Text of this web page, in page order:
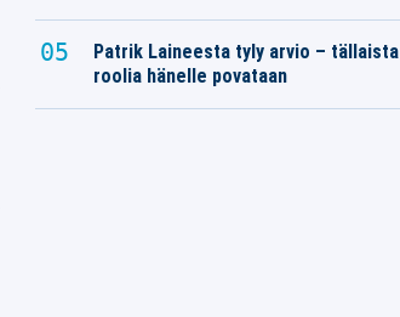
Patrik Laineesta tyly arvio – tällaista
roolia hänelle povataan